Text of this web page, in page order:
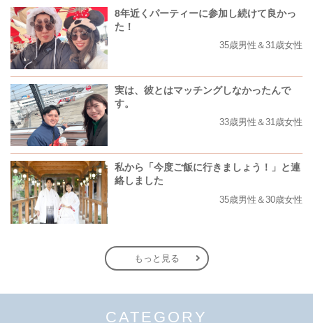
8年近くパーティーに参加し続けて良かっ
た！
35歳男性＆31歳女性
実は、彼とはマッチングしなかったんで
す。
33歳男性＆31歳女性
私から「今度ご飯に行きましょう！」と連
絡しました
35歳男性＆30歳女性
もっと見る
CATEGORY